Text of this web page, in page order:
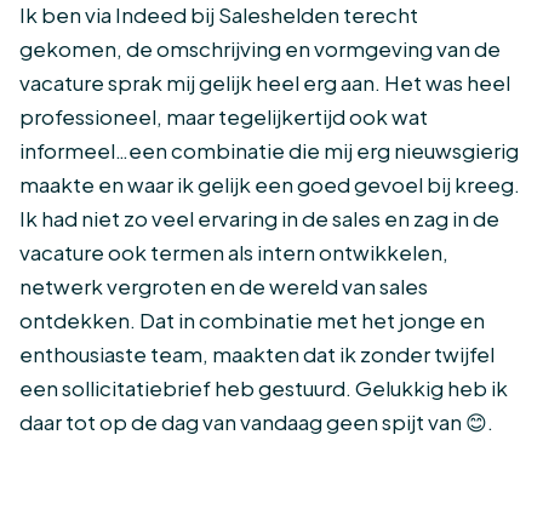
Ik ben via Indeed bij Saleshelden terecht
gekomen, de omschrijving en vormgeving van de
vacature sprak mij gelijk heel erg aan. Het was heel
professioneel, maar tegelijkertijd ook wat
informeel…een combinatie die mij erg nieuwsgierig
maakte en waar ik gelijk een goed gevoel bij kreeg.
Ik had niet zo veel ervaring in de sales en zag in de
vacature ook termen als intern ontwikkelen,
netwerk vergroten en de wereld van sales
ontdekken. Dat in combinatie met het jonge en
enthousiaste team, maakten dat ik zonder twijfel
een sollicitatiebrief heb gestuurd. Gelukkig heb ik
daar tot op de dag van vandaag geen spijt van 😊.